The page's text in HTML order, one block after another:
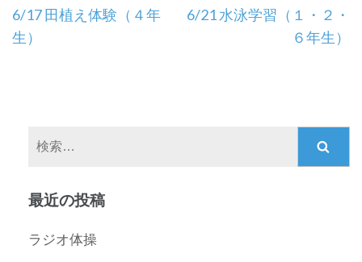
投
稿
ン
6/17 田植え体験（４年
生）
6/21 水泳学習（１・２・
６年生）
最近の投稿
ラジオ体操